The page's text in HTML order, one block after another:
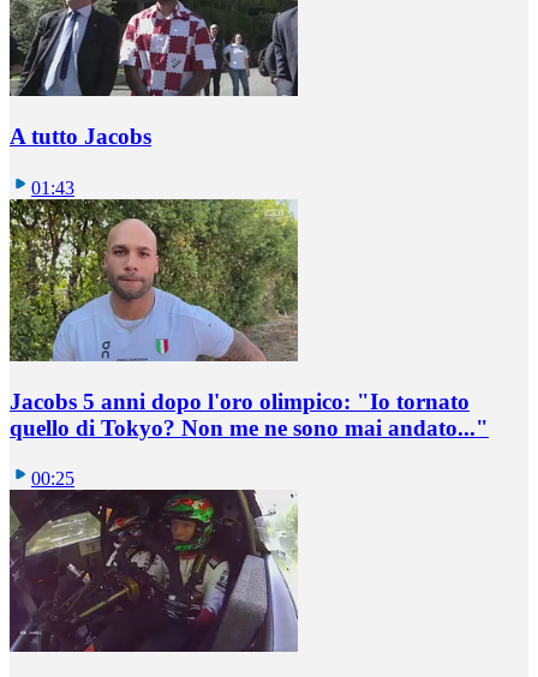
A tutto Jacobs
01:43
Jacobs 5 anni dopo l'oro olimpico: "Io tornato
quello di Tokyo? Non me ne sono mai andato..."
00:25